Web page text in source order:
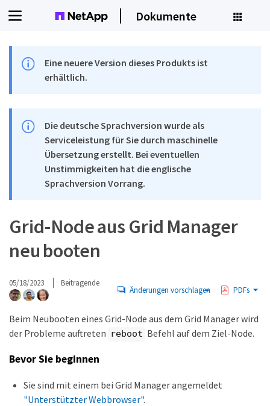
Dokumente
Eine neuere Version dieses Produkts ist
erhältlich.
Die deutsche Sprachversion wurde als
Serviceleistung für Sie durch maschinelle
Übersetzung erstellt. Bei eventuellen
Unstimmigkeiten hat die englische
Sprachversion Vorrang.
Grid-Node aus Grid Manager
neu booten
05/18/2023 Beitragende
Änderungen vorschlagen PDFs
Beim Neubooten eines Grid-Node aus dem Grid Manager wird
der Probleme auftreten reboot Befehl auf dem Ziel-Node.
Bevor Sie beginnen
Sie sind mit einem bei Grid Manager angemeldet
"Unterstützter Webbrowser".